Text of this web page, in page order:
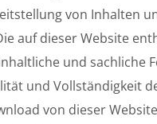
von Inhalten
auf dieser Website
und sachliche
und Vollständigkeit
von dieser